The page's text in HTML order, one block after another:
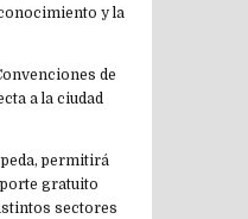
y la
de
a la ciudad
permitirá
gratuito
sectores